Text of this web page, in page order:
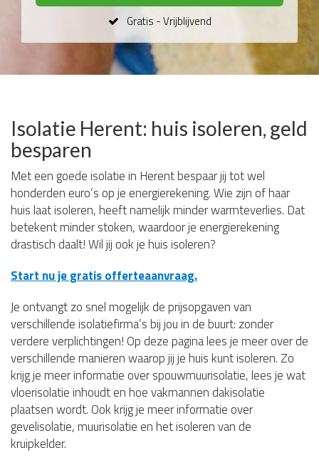
Gratis - Vrijblijvend
Isolatie Herent: huis isoleren, geld
besparen
Met een goede isolatie in Herent bespaar jij tot wel
honderden euro’s op je energierekening. Wie zijn of haar
huis laat isoleren, heeft namelijk minder warmteverlies. Dat
betekent minder stoken, waardoor je energierekening
drastisch daalt! Wil jij ook je huis isoleren?
Start nu je gratis offerteaanvraag.
Je ontvangt zo snel mogelijk de prijsopgaven van
verschillende isolatiefirma’s bij jou in de buurt: zonder
verdere verplichtingen! Op deze pagina lees je meer over de
verschillende manieren waarop jij je huis kunt isoleren. Zo
krijg je meer informatie over spouwmuurisolatie, lees je wat
vloerisolatie inhoudt en hoe vakmannen dakisolatie
plaatsen wordt. Ook krijg je meer informatie over
gevelisolatie, muurisolatie en het isoleren van de
kruipkelder.